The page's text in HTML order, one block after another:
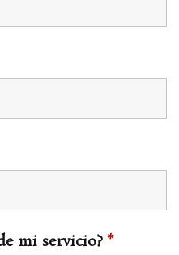
mi servicio?*